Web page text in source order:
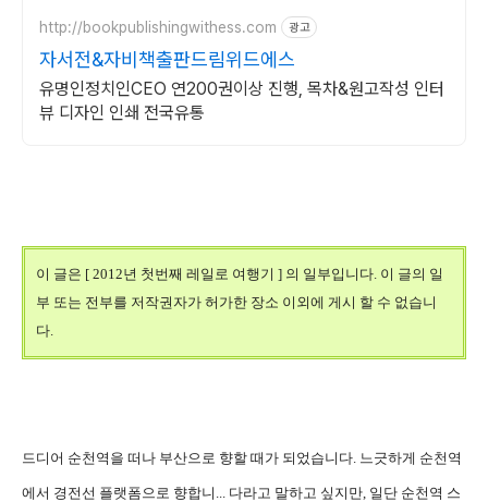
http://bookpublishingwithess.com 광고
자서전&자비책출판드림위드에스
유명인정치인CEO 연200권이상 진행, 목차&원고작성 인터
뷰 디자인 인쇄 전국유통
이 글은 [ 2012년 첫번째 레일로 여행기 ] 의 일부입니다. 이 글의 일
부 또는 전부를 저작권자가 허가한 장소 이외에 게시 할 수 없습니
다.
드디어 순천역을 떠나 부산으로 향할 때가 되었습니다. 느긋하게 순천역
에서 경전선 플랫폼으로 향합니... 다라고 말하고 싶지만, 일단 순천역 스